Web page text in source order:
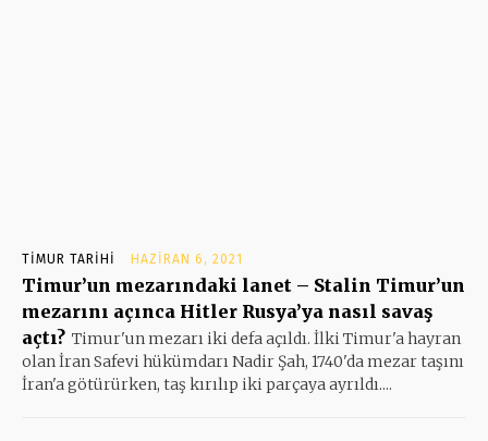
TIMUR TARIHI HAZIRAN 6, 2021
Timur’un mezarındaki lanet – Stalin Timur’un
mezarını açınca Hitler Rusya’ya nasıl savaş
açtı? Timur'un mezarı iki defa açıldı. İlki Timur'a hayran
olan İran Safevi hükümdarı Nadir Şah, 1740'da mezar taşını
İran'a götürürken, taş kırılıp iki parçaya ayrıldı....